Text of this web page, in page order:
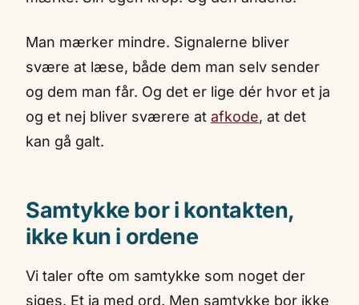
Man mærker mindre. Signalerne bliver
svære at læse, både dem man selv sender
og dem man får. Og det er lige dér hvor et ja
og et nej bliver sværere at afkode, at det
kan gå galt.
Samtykke bor i kontakten,
ikke kun i ordene
Vi taler ofte om samtykke som noget der
siges. Et ja med ord. Men samtykke bor ikke